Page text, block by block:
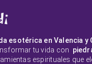
esotérica en Valencia y
tu vida con
espirituales que